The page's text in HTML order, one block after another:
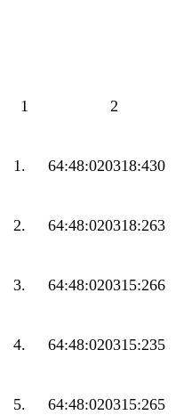
1 2
1. 64:48:020318:430
2. 64:48:020318:263
3. 64:48:020315:266
4. 64:48:020315:235
5. 64:48:020315:265